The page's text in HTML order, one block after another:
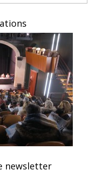
newsletter